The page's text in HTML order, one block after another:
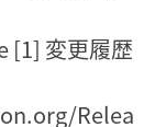
変更履歴
Relea